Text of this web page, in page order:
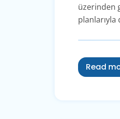
üzerinden
Read